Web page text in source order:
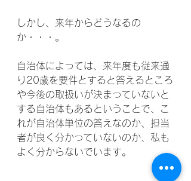
しかし、来年からどうなるの
か・・・。
自治体によっては、来年度も従来通
り20歳を要件とすると答えるところ
や今後の取扱いが決まっていないと
する自治体もあるということで、こ
れが自治体単位の答えなのか、担当
者が良く分かっていないのか、私も
よく分からないでいます。